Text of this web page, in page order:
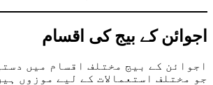
اجوائن کے بیج کی اقسام
اجوائن کے بیج مختلف اقسام میں
جو مختلف استعمالات کے لیے موزوں